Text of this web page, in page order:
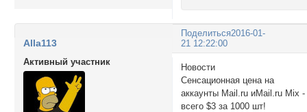
Поделиться2016-01-
21 12:22:00
Alla113
Активный участник
Новости
Сенсационная цена на
аккаунты Mail.ru иMail.ru Mix -
всего $3 за 1000 шт!